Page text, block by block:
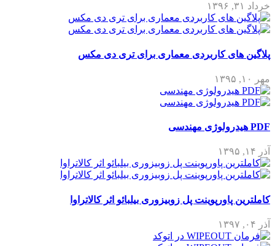
خرداد ۳۱, ۱۳۹۶
پلاگین های کاربردی معماری برای تری دی مکس
مهر ۱۰, ۱۳۹۵
PDF هیدرولوژی مهندسی
آذر ۱۴, ۱۳۹۵
کاملترین پاورپوینت پل زوبیزوری بیلبائو اثر کالاتراوا
آذر ۰۴, ۱۳۹۷